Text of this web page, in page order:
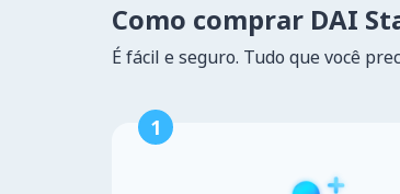
Como comprar DAI
É fácil e seguro. Tudo que você
1